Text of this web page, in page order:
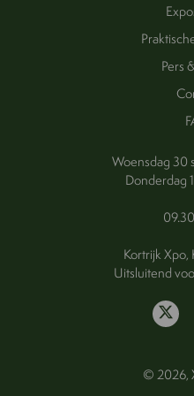
Pers
Woensdag 30
Donderdag
Kortrijk Xpo,
Uitsluitend
© 2026,